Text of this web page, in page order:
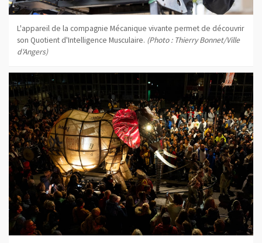
L'appareil de la compagnie Mécanique vivante permet de découvrir
son Quotient d'Intelligence Musculaire. (Photo : Thierry Bonnet/Ville
d'Angers)